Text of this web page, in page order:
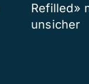
Refilled»
unsicher